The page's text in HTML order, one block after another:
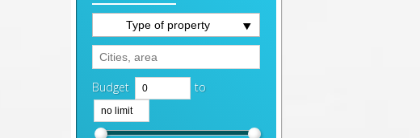
Type of property
Budget to